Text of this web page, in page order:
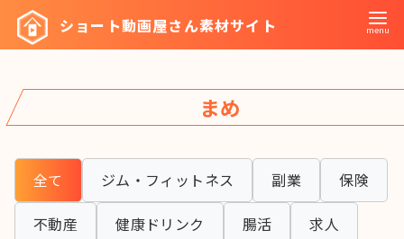
ツ
へ
ショート動画屋さん素材サイト
まめ
全て ジム・フィットネス 副業 保険
不動産 健康ドリンク 腸活 求人